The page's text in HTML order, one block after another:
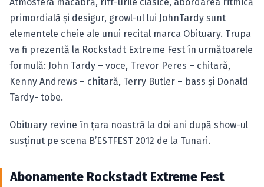
primordială şi desigur, growl-ul lui JohnTardy sunt
elementele cheie ale unui recital marca Obituary. Trupa
va fi prezentă la Rockstadt Extreme Fest în următoarele
formulă: John Tardy – voce, Trevor Peres – chitară,
Kenny Andrews – chitară, Terry Butler – bass şi Donald
Tardy- tobe.
Obituary revine în ţara noastră la doi ani după show-ul
susţinut pe scena B’ESTFEST 2012 de la Tunari.
Abonamente Rockstadt Extreme Fest